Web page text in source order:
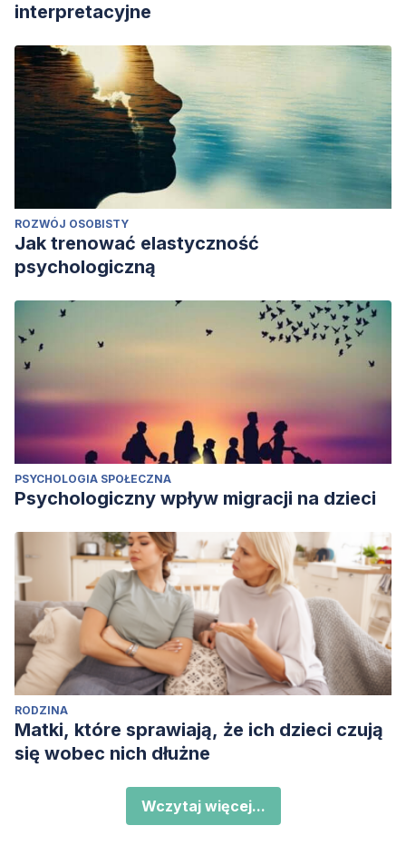
interpretacyjne
ROZWÓJ OSOBISTY
Jak trenować elastyczność
psychologiczną
PSYCHOLOGIA SPOŁECZNA
Psychologiczny wpływ migracji na dzieci
RODZINA
Matki, które sprawiają, że ich dzieci czują
się wobec nich dłużne
Wczytaj więcej...